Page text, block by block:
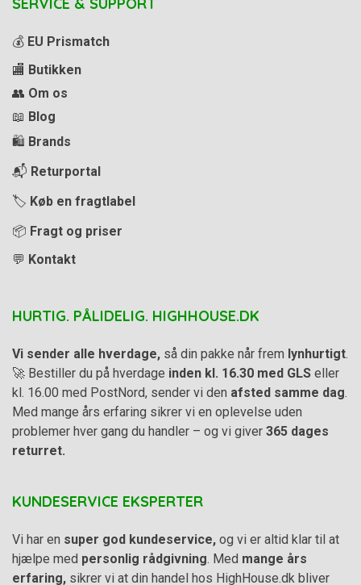
SERVICE & SUPPORT
💰 EU Prismatch
🏬 Butikken
👥 Om os
📖 Blog
🛍️ Brands
📬 Returportal
🏷️ Køb en fragtlabel
📦 Fragt og priser
💬 Kontakt
HURTIG. PÅLIDELIG. HIGHHOUSE.DK
Vi sender alle hverdage, så din pakke når frem lynhurtigt.
🚀 Bestiller du på hverdage inden kl. 16.30 med GLS eller
kl. 16.00 med PostNord, sender vi den afsted samme dag.
Med mange års erfaring sikrer vi en oplevelse uden
problemer hver gang du handler – og vi giver 365 dages
returret.
KUNDESERVICE EKSPERTER
Vi har en super god kundeservice, og vi er altid klar til at
hjælpe med personlig rådgivning. Med mange års
erfaring, sikrer vi at din handel hos HighHouse.dk bliver